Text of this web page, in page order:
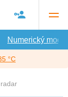
Numerický model
°C